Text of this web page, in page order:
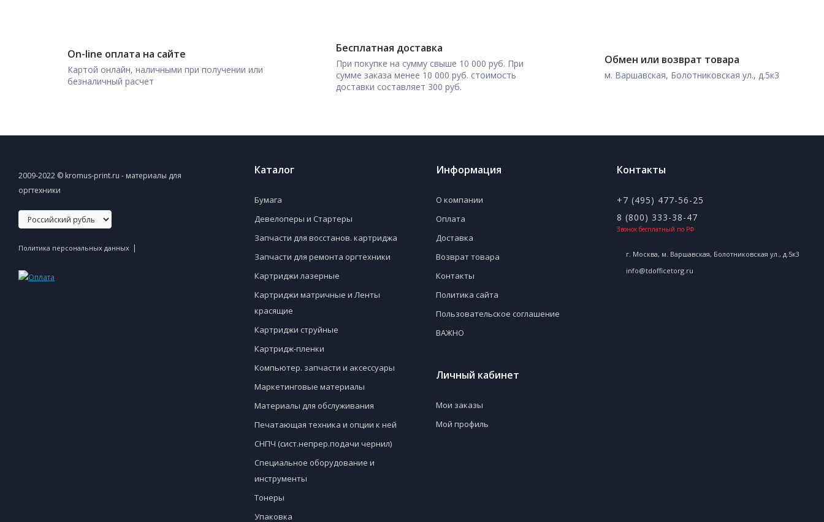
On-line оплата на сайте
Картой онлайн, наличными при получении или
безналичный расчет
Бесплатная доставка
При покупке на сумму свыше 10 000 руб. При
сумме заказа менее 10 000 руб. стоимость
доставки составляет 300 руб.
Обмен или возврат товара
м. Варшавская, Болотниковская ул., д.5к3
2009-2022 © kromus-print.ru - материалы для
оргтехники
Политика персональных данных |
Каталог
Бумага
Девелоперы и Стартеры
Запчасти для восстанов. картриджа
Запчасти для ремонта оргтехники
Картриджи лазерные
Картриджи матричные и Ленты
красящие
Картриджи струйные
Картридж-пленки
Компьютер. запчасти и аксессуары
Маркетинговые материалы
Материалы для обслуживания
Печатающая техника и опции к ней
СНПЧ (сист.непрер.подачи чернил)
Специальное оборудование и
инструменты
Тонеры
Упаковка
Информация
О компании
Оплата
Доставка
Возврат товара
Контакты
Политика сайта
Пользовательское соглашение
ВАЖНО
Личный кабинет
Мои заказы
Мой профиль
Контакты
+7 (495) 477-56-25
8 (800) 333-38-47
Звонок бесплатный по РФ
г. Москва, м. Варшавская, Болотниковская ул., д.5к3
info@tdofficetorg.ru